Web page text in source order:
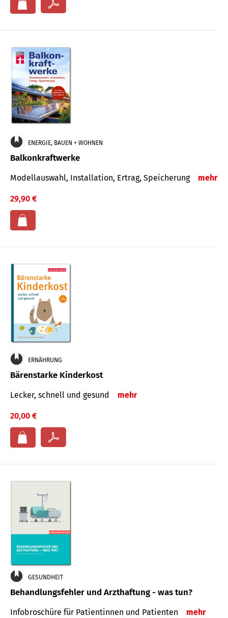
ENERGIE, BAUEN + WOHNEN
Balkonkraftwerke
Modellauswahl, Installation, Ertrag, Speicherung mehr
29,90 €
ERNÄHRUNG
Bärenstarke Kinderkost
Lecker, schnell und gesund mehr
20,00 €
GESUNDHEIT
Behandlungsfehler und Arzthaftung - was tun?
Infobroschüre für Patientinnen und Patienten mehr